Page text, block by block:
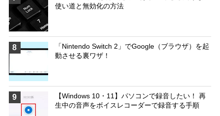
使い道と無効化の方法
8
「Nintendo Switch 2」でGoogle（ブラウザ）を起
動させる裏ワザ！
9
【Windows 10・11】パソコンで録音したい！ 再
生中の音声をボイスレコーダーで録音する手順